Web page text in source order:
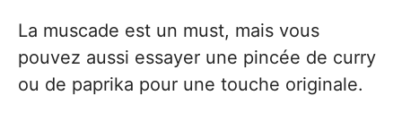
La muscade est un must, mais vous
pouvez aussi essayer une pincée de curry
ou de paprika pour une touche originale.